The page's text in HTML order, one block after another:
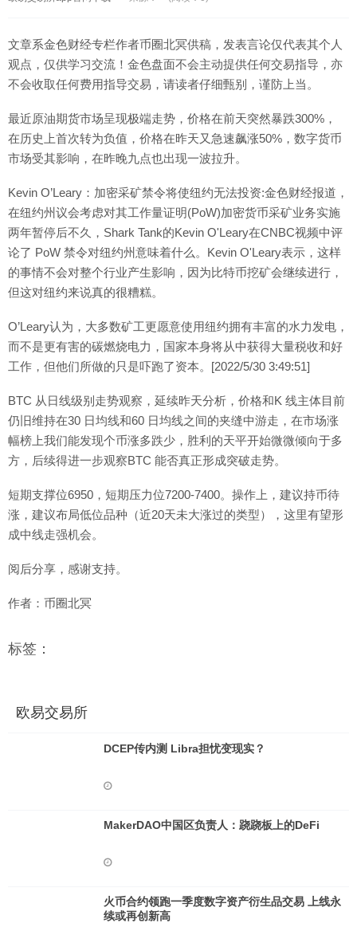
文章系金色财经专栏作者币圈北冥供稿，发表言论仅代表其个人
观点，仅供学习交流！金色盘面不会主动提供任何交易指导，亦
不会收取任何费用指导交易，请读者仔细甄别，谨防上当。
最近原油期货市场呈现极端走势，价格在前天突然暴跌300%，
在历史上首次转为负值，价格在昨天又急速飙涨50%，数字货币
市场受其影响，在昨晚九点也出现一波拉升。
Kevin O’Leary：加密采矿禁令将使纽约无法投资:金色财经报道，
在纽约州议会考虑对其工作量证明(PoW)加密货币采矿业务实施
两年暂停后不久，Shark Tank的Kevin O'Leary在CNBC视频中评
论了 PoW 禁令对纽约州意味着什么。Kevin O'Leary表示，这样
的事情不会对整个行业产生影响，因为比特币挖矿会继续进行，
但这对纽约来说真的很糟糕。
O’Leary认为，大多数矿工更愿意使用纽约拥有丰富的水力发电，
而不是更有害的碳燃烧电力，国家本身将从中获得大量税收和好
工作，但他们所做的只是吓跑了资本。[2022/5/30 3:49:51]
BTC 从日线级别走势观察，延续昨天分析，价格和K 线主体目前
仍旧维持在30 日均线和60 日均线之间的夹缝中游走，在市场涨
幅榜上我们能发现个币涨多跌少，胜利的天平开始微微倾向于多
方，后续得进一步观察BTC 能否真正形成突破走势。
短期支撑位6950，短期压力位7200-7400。操作上，建议持币待
涨，建议布局低位品种（近20天未大涨过的类型），这里有望形
成中线走强机会。
阅后分享，感谢支持。
作者：币圈北冥
标签：
欧易交易所
DCEP传内测 Libra担忧变现实？
MakerDAO中国区负责人：跷跷板上的DeFi
火币合约领跑一季度数字资产衍生品交易 上线永
续或再创新高